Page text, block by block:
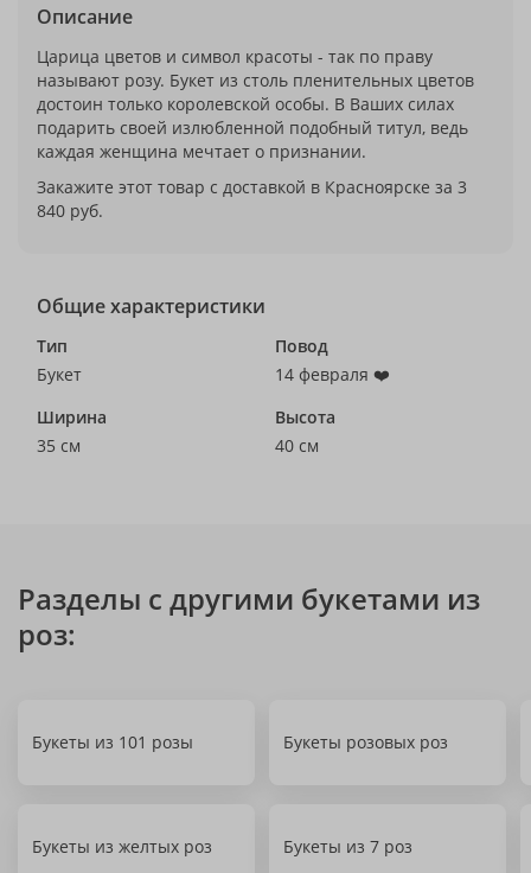
Описание
Царица цветов и символ красоты - так по праву
называют розу. Букет из столь пленительных цветов
достоин только королевской особы. В Ваших силах
подарить своей излюбленной подобный титул, ведь
каждая женщина мечтает о признании.
Закажите этот товар с доставкой в Красноярске за 3
840 руб.
Общие характеристики
Тип
Букет
Повод
14 февраля ❤️
Ширина
35 см
Высота
40 см
Разделы с другими букетами из
роз:
Букеты из 101 розы Букеты розовых роз
Букеты из желтых роз Букеты из 7 роз